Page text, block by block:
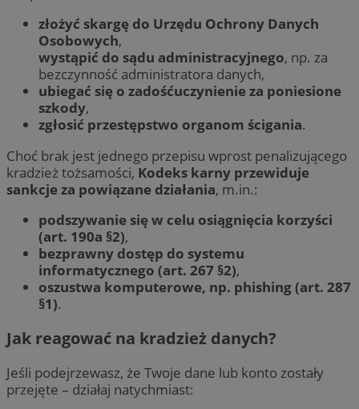
złożyć skargę do Urzędu Ochrony Danych
Osobowych,
wystąpić do sądu administracyjnego, np. za
bezczynność administratora danych,
ubiegać się o zadośćuczynienie za poniesione
szkody,
zgłosić przestępstwo organom ścigania.
Choć brak jest jednego przepisu wprost penalizującego
kradzież tożsamości, Kodeks karny przewiduje
sankcje za powiązane działania, m.in.:
podszywanie się w celu osiągnięcia korzyści
(art. 190a §2),
bezprawny dostęp do systemu
informatycznego (art. 267 §2),
oszustwa komputerowe, np. phishing (art. 287
§1).
Jak reagować na kradzież danych?
Jeśli podejrzewasz, że Twoje dane lub konto zostały
przejęte – działaj natychmiast: